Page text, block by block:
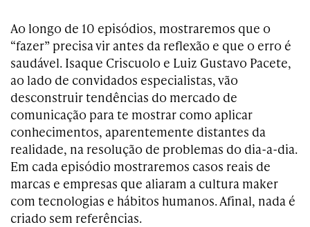
Ao longo de 10 episódios, mostraremos que o
“fazer” precisa vir antes da reflexão e que o erro é
saudável. Isaque Criscuolo e Luiz Gustavo Pacete,
ao lado de convidados especialistas, vão
desconstruir tendências do mercado de
comunicação para te mostrar como aplicar
conhecimentos, aparentemente distantes da
realidade, na resolução de problemas do dia-a-dia.
Em cada episódio mostraremos casos reais de
marcas e empresas que aliaram a cultura maker
com tecnologias e hábitos humanos. Afinal, nada é
criado sem referências.